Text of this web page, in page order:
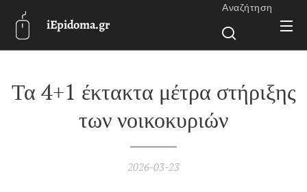
iEpidoma.gr
Αναζήτηση
Τα 4+1 έκτακτα μέτρα στήριξης
των νοικοκυριών
2026-03-23